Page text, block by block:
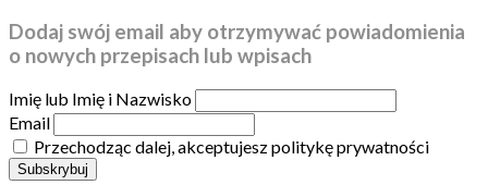
Dodaj swój email aby otrzymywać powiadomienia
o nowych przepisach lub wpisach
Imię lub Imię i Nazwisko
Email
Przechodząc dalej, akceptujesz politykę prywatności